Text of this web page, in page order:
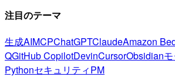
注目のテーマ
生成AIMCPChatGPTClaudeAmazon
QGitHub CopilotDevinCursorObsidian
PythonセキュリティPM